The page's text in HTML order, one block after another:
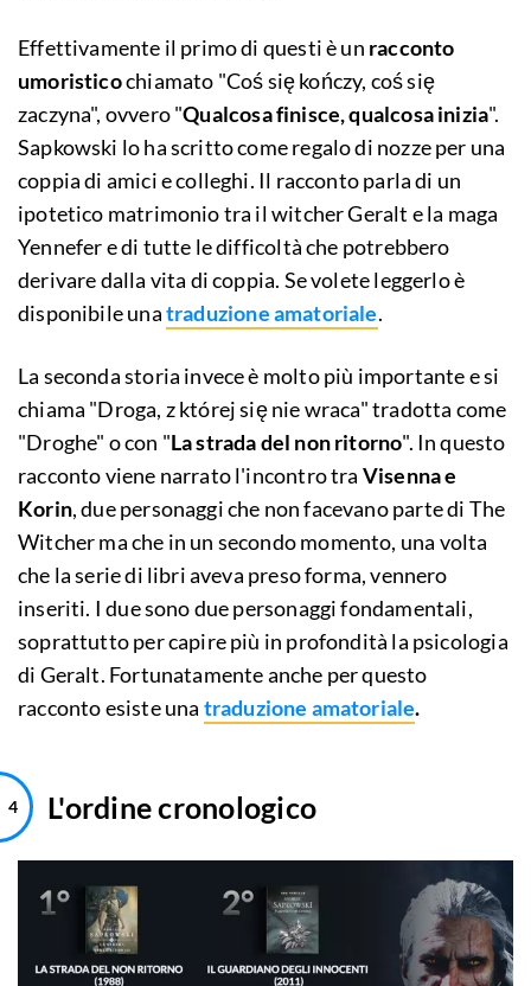
Effettivamente il primo di questi è un racconto
umoristicochiamato "Coś się kończy, coś się
zaczyna", ovvero "Qualcosa finisce, qualcosa inizia".
Sapkowski lo ha scritto come regalo di nozze per una
coppia di amici e colleghi. Il racconto parla di un
ipotetico matrimonio tra il witcher Geralt e la maga
Yennefer e di tutte le difficoltà che potrebbero
derivare dalla vita di coppia. Se volete leggerlo è
disponibile unatraduzione amatoriale.
La seconda storia invece è molto più importante e si
chiama "Droga, z której się nie wraca" tradotta come
"Droghe" o con "La strada del non ritorno". In questo
racconto viene narrato l'incontro tra Visenna e
Korin, due personaggi che non facevano parte di The
Witcher ma che in un secondo momento, una volta
che la serie di libri aveva preso forma, vennero
inseriti. I due sono due personaggi fondamentali,
soprattutto per capire più in profondità la psicologia
di Geralt. Fortunatamente anche per questo
racconto esiste una traduzione amatoriale.
L'ordine cronologico